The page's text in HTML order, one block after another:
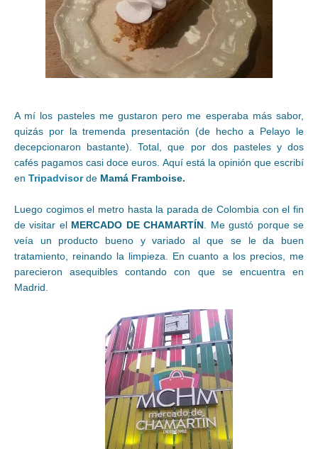
A mí los pasteles me gustaron pero me esperaba más sabor,
quizás por la tremenda presentación (de hecho a Pelayo le
decepcionaron bastante). Total, que por dos pasteles y dos
cafés pagamos casi doce euros. Aquí está la opinión que escribí
en Tripadvisorde Mamá Framboise.
Luego cogimos el metro hasta la parada de Colombia con el fin
de visitar el MERCADO DE CHAMARTÍN . Me gustó porque se
veía un producto bueno y variado al que se le da buen
tratamiento, reinando la limpieza. En cuanto a los precios, me
parecieron asequibles contando con que se encuentra en
Madrid.